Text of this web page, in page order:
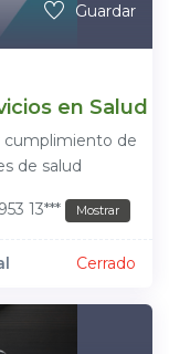
Guardar
en Salud
cumplimiento de
de salud
953 13*** Mostrar
Cerrado